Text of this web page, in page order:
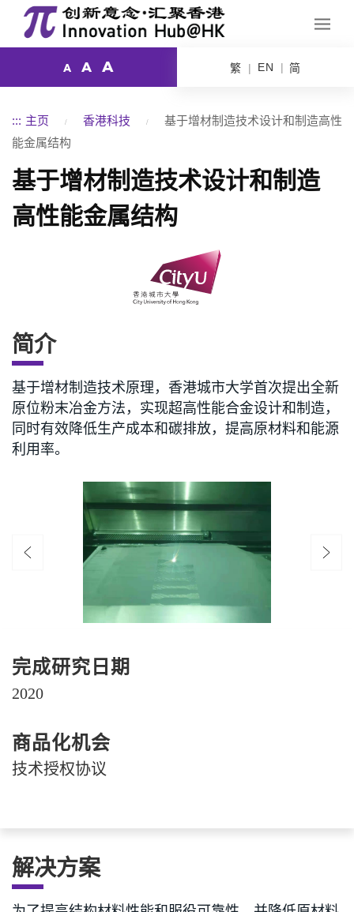
A A A 繁 EN 简
::: 主页 香港科技
基于增材制造技术设计和制造高性
能金属结构
基于增材制造技术设计和制造
高性能金属结构
简介
基于增材制造技术原理，香港城市大学首次提出全新
原位粉末冶金方法，实现超高性能合金设计和制造，
同时有效降低生产成本和碳排放，提高原材料和能源
利用率。
完成研究日期
2020
商品化机会
技术授权协议
解决方案